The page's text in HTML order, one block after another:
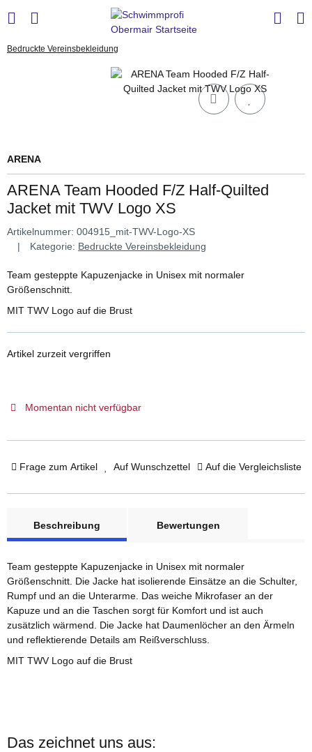
Bedruckte Vereinsbekleidung
ARENA
ARENA Team Hooded F/Z Half-Quilted
Jacket mit TWV Logo XS
Artikelnummer: 004915_mit-TWV-Logo-XS
Kategorie: Bedruckte Vereinsbekleidung
Team gesteppte Kapuzenjacke in Unisex mit normaler
Größenschnitt.
MIT TWV Logo auf die Brust
Artikel zurzeit vergriffen
Momentan nicht verfügbar
Frage zum Artikel Auf Wunschzettel Auf die Vergleichsliste
Beschreibung
Bewertungen
Team gesteppte Kapuzenjacke in Unisex mit normaler
Größenschnitt. Die Jacke hat isolierende Einsätze an die Schulter,
Rumpf und an die Unterarme. Das weiche Mikrofaser an der
Kapuze und an die Taschen sorgt für Komfort und ist auch
zusätzlich wärmend. Die Jacke hat Daumenlöcher an den Ärmeln
und reflektierende Details am Reißverschluss.
MIT TWV Logo auf die Brust
Das zeichnet uns aus: